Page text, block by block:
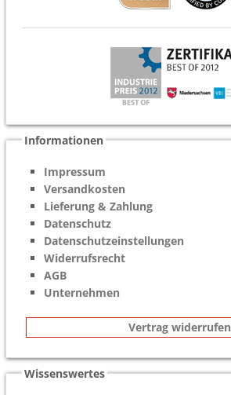
Informationen
Impressum
Versandkosten
Lieferung & Zahlung
Datenschutz
Datenschutzeinstellungen
Widerrufsrecht
AGB
Unternehmen
Vertrag widerrufen
Wissenswertes